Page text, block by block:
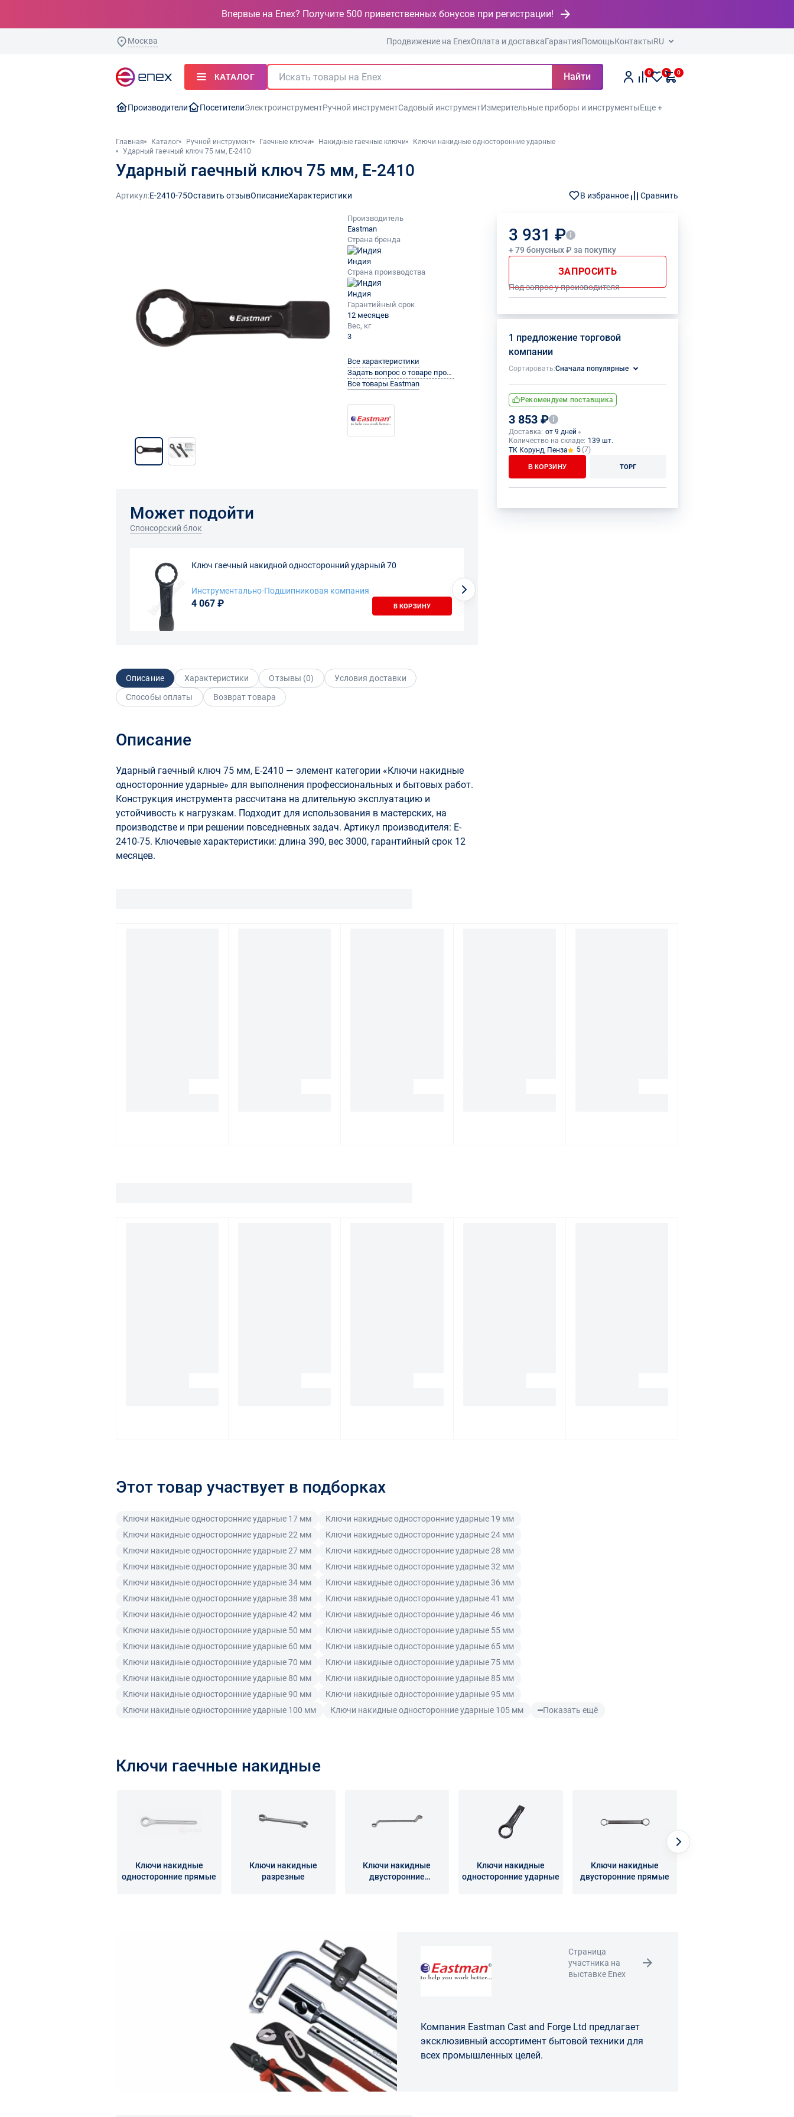
Впервые на Enex? Получите 500 приветственных бонусов при регистрации!
Москва Продвижение на EnexОплата и доставкаГарантияПомощьКонтактыRU
КАТАЛОГ Найти 0 0 0
Производители ПосетителиЭлектроинструментРучной инструментСадовый инструментИзмерительные приборы и инструментыЕще +
Главная Каталог Ручной инструмент Гаечные ключи Накидные гаечные ключи
Ключи накидные односторонние ударные
Ударный гаечный ключ 75 мм, E-2410
Ударный гаечный ключ 75 мм, E-2410
Артикул:E-2410-75Оставить отзывОписаниеХарактеристики В избранное Сравнить
Производитель
Eastman
Страна бренда
Индия
Страна производства
Индия
Гарантийный срок
12 месяцев
Вес, кг
3
Все характеристики
Задать вопрос о товаре производителю
Все товары Eastman
3 931 ₽
+ 79 бонусных ₽ за покупку
ЗАПРОСИТЬ
Под запрос у производителя
1 предложение торговой
компании
Сортировать:Сначала популярные
Рекомендуем поставщика
3 853 ₽
Доставка: от 9 дней
Количество на складе: 139 шт.
ТК Корунд, Пенза
5(7)
В КОРЗИНУ ТОРГ
Может подойти
Спонсорский блок
Ключ гаечный накидной односторонний ударный 70
Инструментально-Подшипниковая компания
4 067 ₽ В КОРЗИНУ
Описание Характеристики Отзывы (0)
Условия доставки
Способы оплаты
Возврат товара
Описание
Ударный гаечный ключ 75 мм, E-2410 — элемент категории «Ключи накидные
односторонние ударные» для выполнения профессиональных и бытовых работ.
Конструкция инструмента рассчитана на длительную эксплуатацию и
устойчивость к нагрузкам. Подходит для использования в мастерских, на
производстве и при решении повседневных задач. Артикул производителя: E-
2410-75. Ключевые характеристики: длина 390, вес 3000, гарантийный срок 12
месяцев.
Этот товар участвует в подборках
Ключи накидные односторонние ударные 17 мм
Ключи накидные односторонние ударные 19 мм
Ключи накидные односторонние ударные 22 мм
Ключи накидные односторонние ударные 24 мм
Ключи накидные односторонние ударные 27 мм
Ключи накидные односторонние ударные 28 мм
Ключи накидные односторонние ударные 30 мм
Ключи накидные односторонние ударные 32 мм
Ключи накидные односторонние ударные 34 мм
Ключи накидные односторонние ударные 36 мм
Ключи накидные односторонние ударные 38 мм
Ключи накидные односторонние ударные 41 мм
Ключи накидные односторонние ударные 42 мм
Ключи накидные односторонние ударные 46 мм
Ключи накидные односторонние ударные 50 мм
Ключи накидные односторонние ударные 55 мм
Ключи накидные односторонние ударные 60 мм
Ключи накидные односторонние ударные 65 мм
Ключи накидные односторонние ударные 70 мм
Ключи накидные односторонние ударные 75 мм
Ключи накидные односторонние ударные 80 мм
Ключи накидные односторонние ударные 85 мм
Ключи накидные односторонние ударные 90 мм
Ключи накидные односторонние ударные 95 мм
Ключи накидные односторонние ударные 100 мм
Ключи накидные односторонние ударные 105 мм Показать ещё
Ключи гаечные накидные
Ключи накидные
односторонние прямые
Ключи накидные
разрезные
Ключи накидные
двусторонние
Ключи накидные
односторонние ударные
Ключи накидные
двусторонние прямые
Страница
участника на
выставке Enex
Компания Eastman Cast and Forge Ltd предлагает
эксклюзивный ассортимент бытовой техники для
всех промышленных целей.